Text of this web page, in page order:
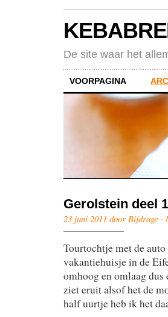
De site waar het
VOORPAGINA
Gerolstein deel 1
23 juni 2011 door Bijdrage ·
Tourtochtje met de
vakantiehuisje in de
omhoog en omlaag
ziet eruit alsof het de
half uurtje heb ik het